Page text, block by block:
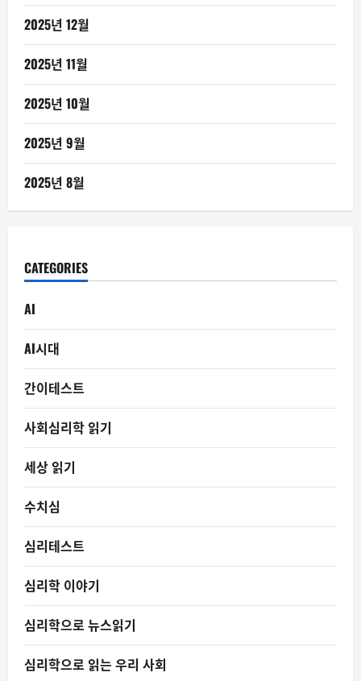
2025년 12월
2025년 11월
2025년 10월
2025년 9월
2025년 8월
CATEGORIES
AI
AI시대
간이테스트
사회심리학 읽기
세상 읽기
수치심
심리테스트
심리학 이야기
심리학으로 뉴스읽기
심리학으로 읽는 우리 사회